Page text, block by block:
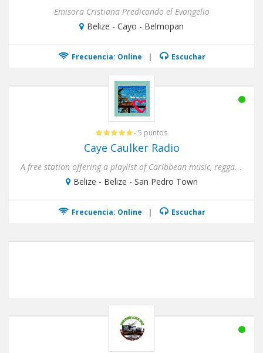
Emisora Cristiana Predicando el Evangelio
Belize - Cayo - Belmopan
Frecuencia: Online | Escuchar
- 5 puntos
Caye Caulker Radio
A free station offering a playlist of Caribbean music, reggae, jazz, rock, blues, pop and everything else!
Belize - Belize - San Pedro Town
Frecuencia: Online | Escuchar